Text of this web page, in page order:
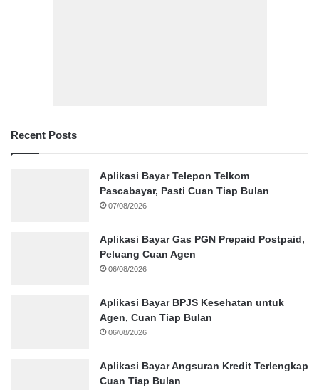
Recent Posts
Aplikasi Bayar Telepon Telkom
Pascabayar, Pasti Cuan Tiap Bulan
07/08/2026
Aplikasi Bayar Gas PGN Prepaid Postpaid,
Peluang Cuan Agen
06/08/2026
Aplikasi Bayar BPJS Kesehatan untuk
Agen, Cuan Tiap Bulan
06/08/2026
Aplikasi Bayar Angsuran Kredit Terlengkap
Cuan Tiap Bulan